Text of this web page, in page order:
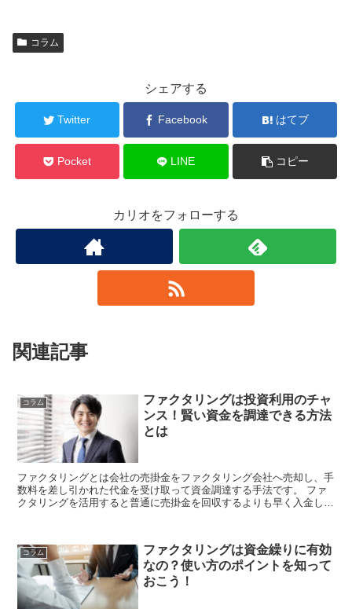
コラム
シェアする
Twitter Facebook はてブ
Pocket LINE コピー
カリオをフォローする
関連記事
コラム
ファクタリングは投資利用のチャ
ンス！賢い資金を調達できる方法
とは
ファクタリングとは会社の売掛金をファクタリング会社へ売却し、手
数料を差し引かれた代金を受け取って資金調達する手法です。 ファ
クタリングを活用すると普通に売掛金を回収するよりも早く入金して
コラム
ファクタリングは資金繰りに有効
なの？使い方のポイントを知って
おこう！